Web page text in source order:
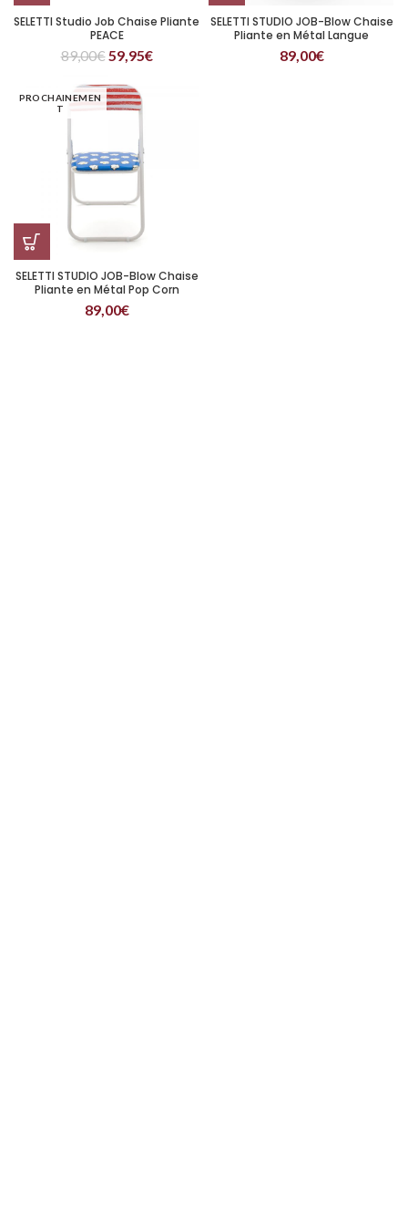
SELETTI Studio Job Chaise Pliante
PEACE
89,00€59,95€
SELETTI STUDIO JOB-Blow Chaise
Pliante en Métal Langue
89,00€
PROCHAINEMEN
T
SELETTI STUDIO JOB-Blow Chaise
Pliante en Métal Pop Corn
89,00€